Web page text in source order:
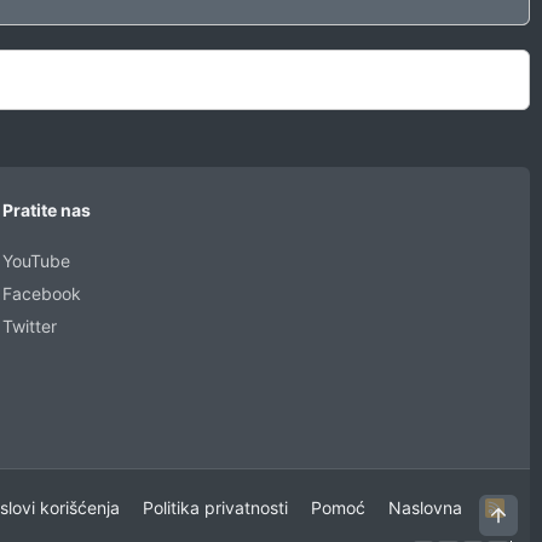
Pratite nas
YouTube
Facebook
Twitter
korišćenja Politika privatnosti Pomoć Naslovna
R